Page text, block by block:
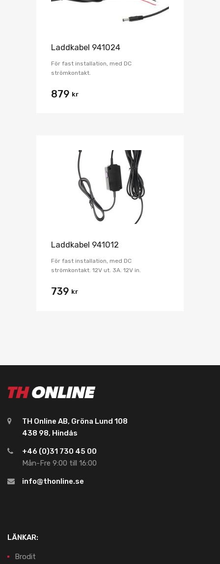
Laddkabel 941024
För fast installation, med DC
strömkontakt.
879 kr
Laddkabel 941012
För fast installation, med DC
strömkontakt. 12V ut. 3A. 12V in.
739 kr
TH Online AB, Gröna Lund 108
438 98, Hindås
+46 (0)31 730 45 00
Mån-Fre 9:00 till 16:00
info@thonline.se
LÄNKAR:
Brodit